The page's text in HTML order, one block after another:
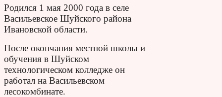
Родился 1 мая 2000 года в селе
Васильевское Шуйского района
Ивановской области.
После окончания местной школы и
обучения в Шуйском
технологическом колледже он
работал на Васильевском
лесокомбинате.